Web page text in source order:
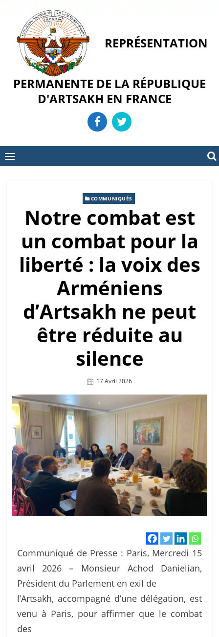
content
REPRÉSENTATION
PERMANENTE DE LA RÉPUBLIQUE
D'ARTSAKH EN FRANCE
COMMUNIQUÉS
Notre combat est
un combat pour la
liberté : la voix des
Arméniens
d’Artsakh ne peut
être réduite au
silence
Posted
17 Avril 2026
Communiqué de Presse : Paris, Mercredi 15
avril 2026 – Monsieur Achod Danielian,
Président du Parlement en exil de
l’Artsakh, accompagné d’une délégation, est
venu à Paris, pour affirmer que le combat
des